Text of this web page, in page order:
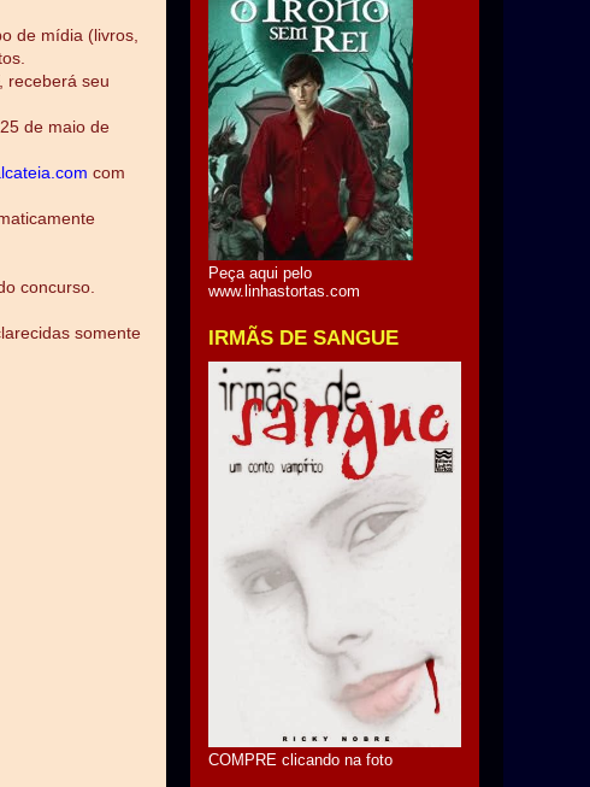
de mídia (livros,
receberá seu
de maio de
com
concurso.
somente
Peça aqui pelo
www.linhastortas.com
IRMÃS DE SANGUE
COMPRE clicando na foto